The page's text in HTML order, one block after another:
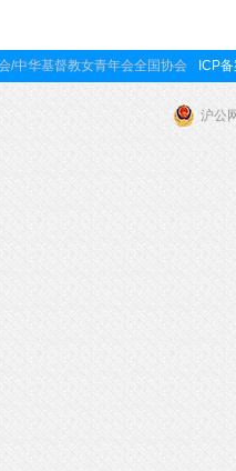
/中华基督教女青年会全国协会 ICP
沪公